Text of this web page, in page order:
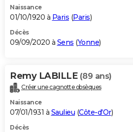
Naissance
01/10/1920 à Paris (Paris)
Décès
09/09/2020 à Sens (Yonne)
Remy LABILLE (89 ans)
Créer une cagnotte obsèques
Naissance
07/01/1931 à Saulieu (Côte-d'Or)
Décès